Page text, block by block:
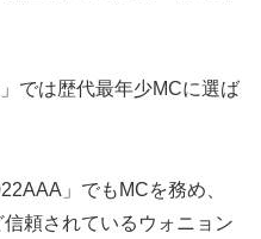
では歴代最年少MCに選ば
」でもMCを務め、
頼されているウォニョン